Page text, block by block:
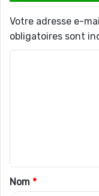
Votre adresse e-
obligatoires sont
t
a
Nom *